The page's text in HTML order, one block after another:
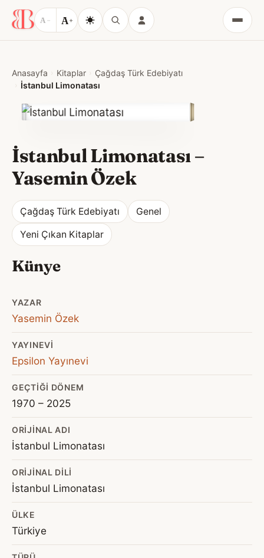
A − A+
Menü
Anasayfa Kitaplar
Çağdaş Türk Edebiyatı
İstanbul Limonatası
İstanbul Limonatası–
Yasemin Özek
Çağdaş Türk Edebiyatı Genel
Yeni Çıkan Kitaplar
Künye
YAZAR
Yasemin Özek
YAYINEVI
Epsilon Yayınevi
GEÇTIĞI DÖNEM
1970 – 2025
ORIJINAL ADI
İstanbul Limonatası
ORIJINAL DILI
İstanbul Limonatası
ÜLKE
Türkiye